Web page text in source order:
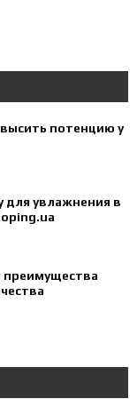
потенцию у
для увлажнения в
преимущества